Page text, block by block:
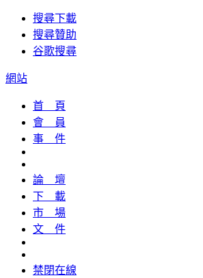
搜尋下載
搜尋贊助
谷歌搜尋
網站
首 頁
會 員
事 件
論 壇
下 載
市 場
文 件
禁閉在線